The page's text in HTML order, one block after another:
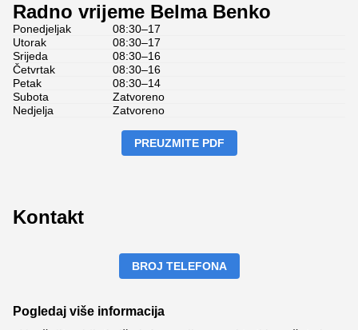
Radno vrijeme Belma Benko
Ponedjeljak
08:30–17
Utorak
08:30–17
Srijeda
08:30–16
Četvrtak
08:30–16
Petak
08:30–14
Subota
Zatvoreno
Nedjelja
Zatvoreno
PREUZMITE PDF
Kontakt
BROJ TELEFONA
Pogledaj više informacija